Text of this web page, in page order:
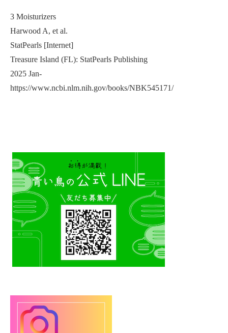
3 Moisturizers
Harwood A, et al.
StatPearls [Internet]
Treasure Island (FL): StatPearls Publishing
2025 Jan-
https://www.ncbi.nlm.nih.gov/books/NBK545171/